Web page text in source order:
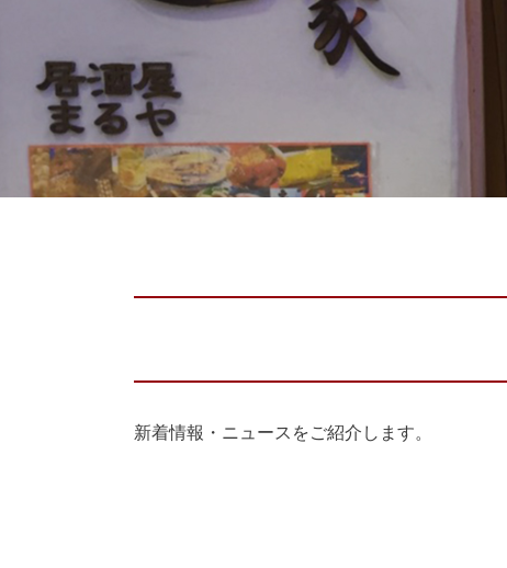
新着情報・ニュースをご紹介します。